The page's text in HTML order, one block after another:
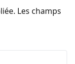
Les champs